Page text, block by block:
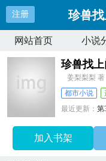
注册 珍兽
网站首页 小说
珍兽找
姜梨梨梨 著
都市小说
最近更新：第
加入书架